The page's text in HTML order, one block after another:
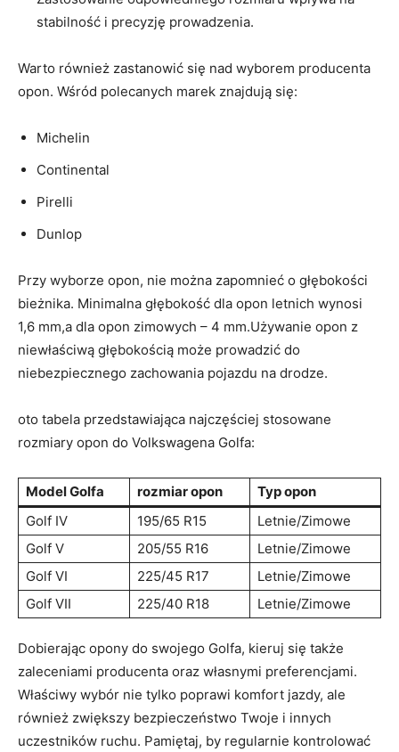
stabilność i precyzję⁢ prowadzenia.
Warto również zastanowić się nad wyborem producenta
opon. Wśród polecanych marek znajdują się:
Michelin
Continental
Pirelli
Dunlop
Przy wyborze opon, nie można zapomnieć o głębokości
bieżnika. Minimalna ‍głębokość ‌dla opon letnich wynosi
1,6 mm,a dla opon zimowych – 4 mm.Używanie opon z
niewłaściwą​ głębokością ⁤może prowadzić do
niebezpiecznego zachowania pojazdu na drodze.
oto tabela przedstawiająca najczęściej‌ stosowane
rozmiary opon do Volkswagena Golfa:
Model Golfa rozmiar opon
Typ opon
Golf ⁢IV
195/65 ⁢R15
Letnie/Zimowe
Golf⁤ V
205/55 R16
Letnie/Zimowe
Golf VI
225/45‌ R17
Letnie/Zimowe
Golf VII
225/40 R18 Letnie/Zimowe
Dobierając opony do ⁣swojego Golfa, kieruj się także
zaleceniami‌ producenta oraz własnymi preferencjami.
Właściwy ⁢wybór nie tylko poprawi komfort jazdy, ale
również zwiększy bezpieczeństwo Twoje i⁢ innych
uczestników ruchu.⁢ Pamiętaj, by⁢ regularnie kontrolować